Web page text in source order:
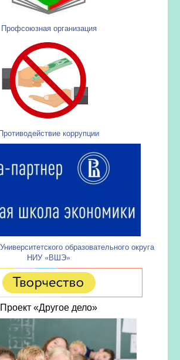
Профсоюзная организация
коррупции
образовательного округа
НИУ «ВШЭ»
Проект «Другое дело»